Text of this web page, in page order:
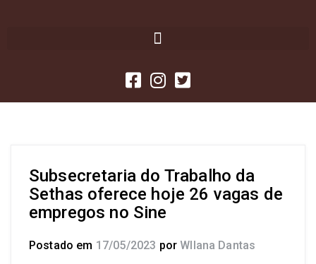
Subsecretaria do Trabalho da
Sethas oferece hoje 26 vagas de
empregos no Sine
Postado em 17/05/2023 por Wllana Dantas